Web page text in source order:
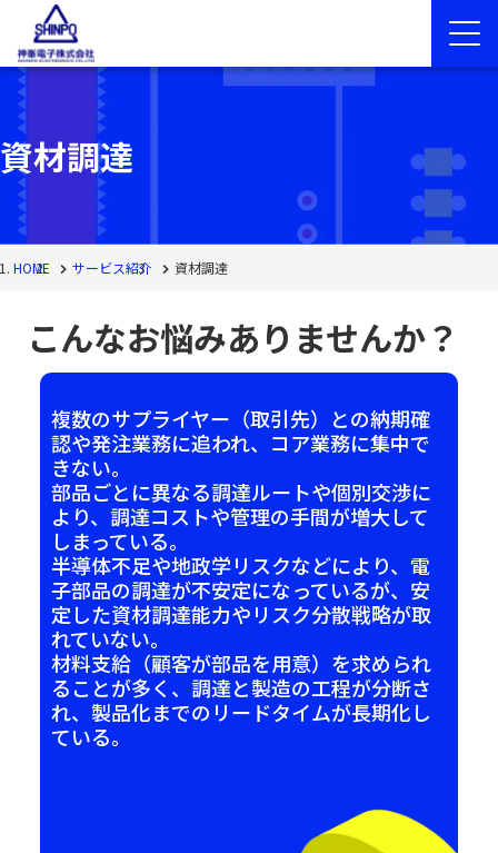
資材調達
HOME サービス紹介 資材調達
こんなお悩みありませんか？
複数のサプライヤー（取引先）との納期確
認や発注業務に追われ、コア業務に集中で
きない。
部品ごとに異なる調達ルートや個別交渉に
より、調達コストや管理の手間が増大して
しまっている。
半導体不足や地政学リスクなどにより、電
子部品の調達が不安定になっているが、安
定した資材調達能力やリスク分散戦略が取
れていない。
材料支給（顧客が部品を用意）を求められ
ることが多く、調達と製造の工程が分断さ
れ、製品化までのリードタイムが長期化し
ている。